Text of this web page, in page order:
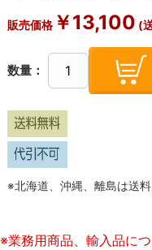
販売価格￥13,100 (
数量：
※北海道、沖縄、離島は送
※業務用商品、輸入品に